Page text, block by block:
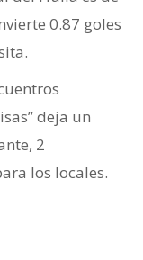
0.87 goles
deja un
2
los locales.